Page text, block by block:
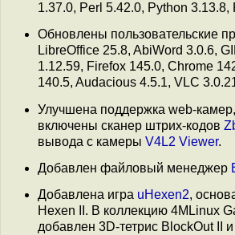
1.37.0, Perl 5.42.0, Python 3.13.8,
Обновлены пользовательские
LibreOffice 25.8, AbiWord 3.0.6,
1.12.59, Firefox 145.0, Chrome
140.5, Audacious 4.5.1, VLC
Улучшена поддержка web-
включены сканер штрих-кодов
вывода с камеры V4L2 Viewer.
Добавлен файловый менеджер
Добавлена игра uHexen2,
Hexen II. В коллекцию 4MLinux
добавлен 3D-тетрис BlockOut II